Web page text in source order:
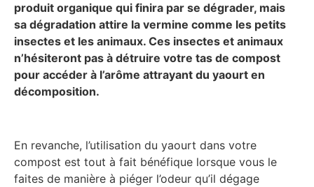
produit organique qui finira par se dégrader, mais
sa dégradation attire la vermine comme les petits
insectes et les animaux. Ces insectes et animaux
n’hésiteront pas à détruire votre tas de compost
pour accéder à l’arôme attrayant du yaourt en
décomposition.
En revanche, l’utilisation du yaourt dans votre
compost est tout à fait bénéfique lorsque vous le
faites de manière à piéger l’odeur qu’il dégage